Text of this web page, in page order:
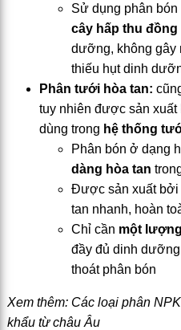
Sử dụng phân
cây hấp thu đồng
dưỡng, không gây
thiếu hụt dinh
Phân tưới hòa tan:
tuy nhiên được sản
dùng trong hệ thống
Phân bón ở dạng
dàng hòa tan
Được sản xuất bởi
tan nhanh, hoàn
Chỉ cần một
đầy đủ dinh
thoát phân bón
Xem thêm: Các loại phân
khẩu từ châu Âu